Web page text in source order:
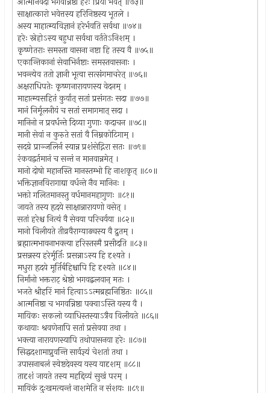
साक्षात्कारो भवेत्तस्य हरिनिष्ठस्य भूतले ।
अस्य माहात्म्यविज्ञानं हरेर्भवति सर्वथा ॥७४॥
हरेः स्नेहोऽस्य बहुधा सर्वथा वर्ततेऽनिशम् ।
कृष्णेतराः समस्ता वासना नष्टा हि तस्य वै ॥७५॥
एकान्तिकानां सेवाभिर्नष्टाः समस्तवासनाः ।
भवन्त्येव ततो ज्ञानी भूत्वा सत्संगमाचरेत् ॥७६॥
अक्षराधिपतेः कृष्णनारायणस्य वेदनम् ।
माहात्म्यसहितं कुर्यात् सतां प्रसंगतः सदा ॥७७॥
मानं निर्मूलनीयं च सतां समागमात् सदा ।
मानिनो न प्रवर्धन्ते दिव्या गुणाः कदाचन ॥७८॥
मानी सेवां न कुरुते सतां वै निम्नकोटिगाम् ।
सदग्रे प्राञ्जलिर्न स्यान्न प्रशंसेद्गिरा सतः ॥७९॥
रंकवद्वर्तमानं च सन्तं न मानवान्नमेत् ।
मानो दोषो महानस्ति मानस्तम्भो हि नाशकृत् ॥८०॥
भक्तिज्ञानविरागाद्या वर्धन्ते नैव मानिनः ।
भक्तो गलितमानस्तु वर्धमानमहागुणः ॥८१॥
जायते तस्य हृदये साक्षान्नारायणो वसेत् ।
सतां हरेश्च नित्यं वै सेवया परिचर्यया ॥८२॥
मानो विलीयते तीव्रवैराग्याढ्यस्य वै द्रुतम् ।
ब्रह्मात्मभावनाभक्त्या हरिस्तस्मै प्रसीदति ॥८३॥
प्रसन्नस्य हरेर्मूर्तिः प्रसन्नाऽस्य हि दृश्यते ।
मधुरा हृदये मूर्तिर्बहिश्चापि हि दृश्यते ॥८४॥
निर्मानो भक्तराट् श्रेष्ठो भगवद्बलवान् मतः ।
भजते श्रीहरिं मानं हित्वाऽऽत्मब्रह्मनिष्ठितः ॥८५॥
आत्मनिष्ठा च भगवन्निष्ठा पक्वाऽस्ति यस्य वै ।
मायिकः सकलो व्याधिस्तस्याऽत्रैव विलीयते ॥८६॥
कथायाः श्रवणेनापि सतां प्रसेवया तथा ।
भक्त्या नारायणस्यापि तथोपासनया हरेः ॥८७॥
सिद्धदशामाप्नुवन्ति सार्वज्ञ्यं चेशतां तथा ।
उपासनाबलं स्वेष्टदेवस्य यस्य यादृशम् ॥८८॥
तादृशं जायते तस्य महद्दिव्यं सुखं परम् ।
मायिकं दुःखमत्यन्तं नाशमेति न संशयः ॥८९॥